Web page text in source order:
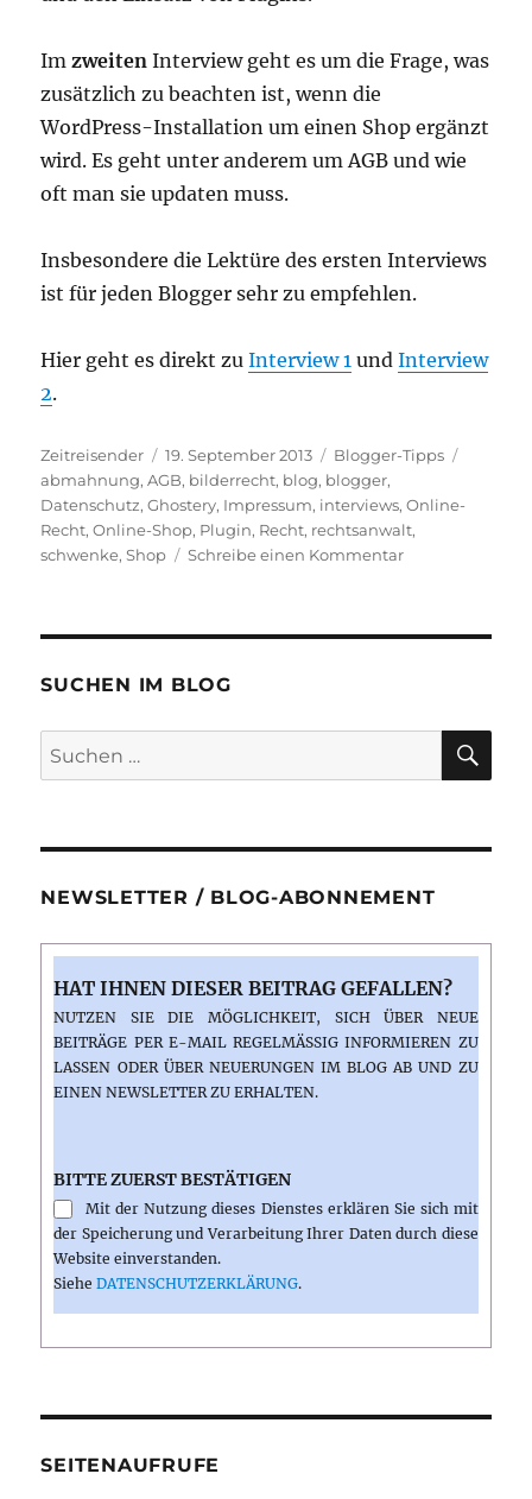
Imzweiten Interview geht es um die Frage, was
zusätzlich zu beachten ist, wenn die
WordPress-Installation um einen Shop ergänzt
wird. Es geht unter anderem um AGB und wie
oft man sie updaten muss.
Insbesondere die Lektüre des ersten Interviews
ist für jeden Blogger sehr zu empfehlen.
Hier geht es direkt zuInterview 1 undInterview
2.
Autor
Zeitreisender
Veröffentlicht
am
19. September 2013 Kategorien
Blogger-Tipps
abmahnung,AGB, bilderrecht, blog, blogger,
Datenschutz,Ghostery, Impressum, interviews,Online-
Recht,Online-Shop, Plugin, Recht, rechtsanwalt,
schwenke,Shop Schreibe einen Kommentarzu
SUCHEN IM BLOG
Suchen
nach:
NEWSLETTER / BLOG-ABONNEMENT
HAT IHNEN DIESER BEITRAG GEFALLEN?
NUTZEN SIE DIE MÖGLICHKEIT, SICH ÜBER NEUE
BEITRÄGE PER E-MAIL REGELMÄSSIG INFORMIEREN ZU L
ASSEN ODER ÜBER NEUERUNGEN IM BLOG AB UND ZU E
INEN NEWSLETTER ZU ERHALTEN.
BITTE ZUERST BESTÄTIGEN
Mit der Nutzung dieses Dienstes erklären Sie sich mit
der Speicherung und Verarbeitung Ihrer Daten durch diese
Website einverstanden.
SieheDATENSCHUTZERKLÄRUNG.
SEITENAUFRUFE